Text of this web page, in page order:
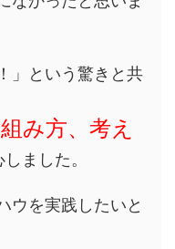
」という驚きと共
み方、考え
ました。
ウを実践したいと